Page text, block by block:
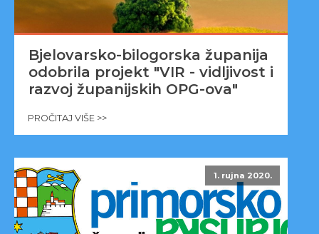
Bjelovarsko-bilogorska županija
odobrila projekt "VIR - vidljivost i
razvoj županijskih OPG-ova"
PROČITAJ VIŠE >>
1. rujna 2020.